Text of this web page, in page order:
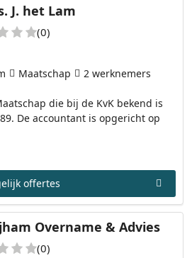
J. het Lam
(0)
die bij de KvK bekend is
De accountant is opgericht op
Maatschap 2 werknemers
offertes
Overname & Advies
(0)